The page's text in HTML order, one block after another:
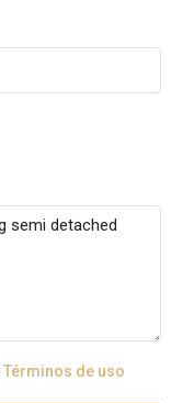
Términos de uso